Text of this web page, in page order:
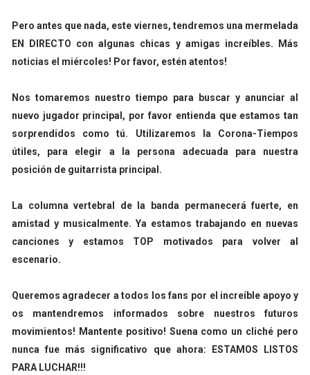
Pero antes que nada, este viernes, tendremos una mermelada
EN DIRECTO con algunas chicas y amigas increíbles. Más
noticias el miércoles! Por favor, estén atentos!
Nos tomaremos nuestro tiempo para buscar y anunciar al
nuevo jugador principal, por favor entienda que estamos tan
sorprendidos como tú. Utilizaremos la Corona-Tiempos
útiles, para elegir a la persona adecuada para nuestra
posición de guitarrista principal.
La columna vertebral de la banda permanecerá fuerte, en
amistad y musicalmente. Ya estamos trabajando en nuevas
canciones y estamos TOP motivados para volver al
escenario.
Queremos agradecer a todos los fans por el increíble apoyo y
os mantendremos informados sobre nuestros futuros
movimientos! Mantente positivo! Suena como un cliché pero
nunca fue más significativo que ahora: ESTAMOS LISTOS
PARA LUCHAR!!!